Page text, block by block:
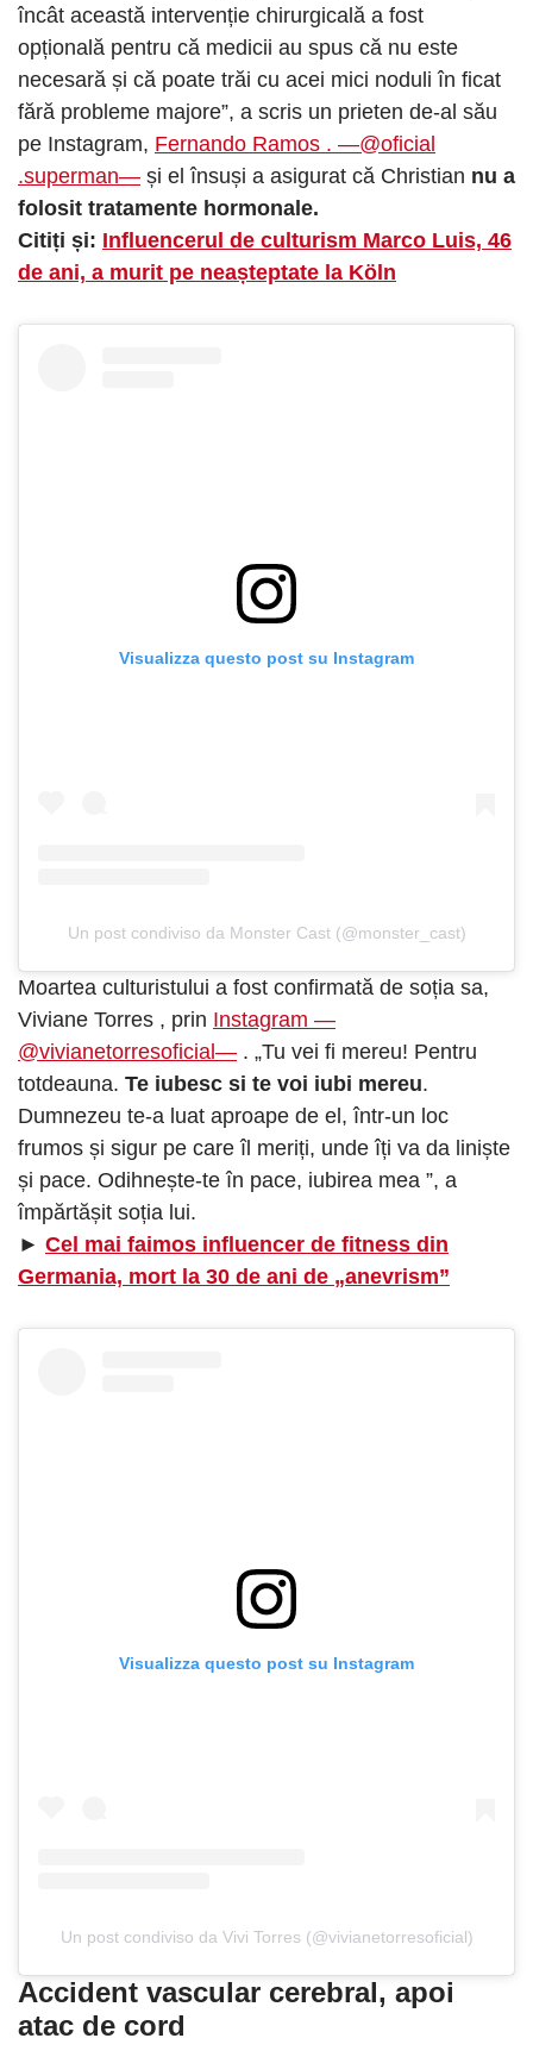
încât această intervenție chirurgicală a fost
opțională pentru că medicii au spus că nu este
necesară și că poate trăi cu acei mici noduli în ficat
fără probleme majore”, a scris un prieten de-al său
pe Instagram, Fernando Ramos . —@oficial
.superman— și el însuși a asigurat că Christian nu a
folosit tratamente hormonale.
Citiți și: Influencerul de culturism Marco Luis, 46
de ani, a murit pe neașteptate la Köln
Visualizza questo post su Instagram
Un post condiviso da Monster Cast (@monster_cast)
Moartea culturistului a fost confirmată de soția sa,
Viviane Torres , prin Instagram —
@vivianetorresoficial— . „Tu vei fi mereu! Pentru
totdeauna. Te iubesc si te voi iubi mereu.
Dumnezeu te-a luat aproape de el, într-un loc
frumos și sigur pe care îl meriți, unde îți va da liniște
și pace. Odihnește-te în pace, iubirea mea ”, a
împărtășit soția lui.
► Cel mai faimos influencer de fitness din
Germania, mort la 30 de ani de „anevrism”
Visualizza questo post su Instagram
Un post condiviso da Vivi Torres (@vivianetorresoficial)
Accident vascular cerebral, apoi
atac de cord